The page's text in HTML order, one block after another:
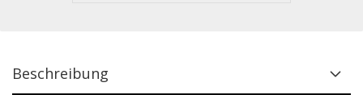
Beschreibung